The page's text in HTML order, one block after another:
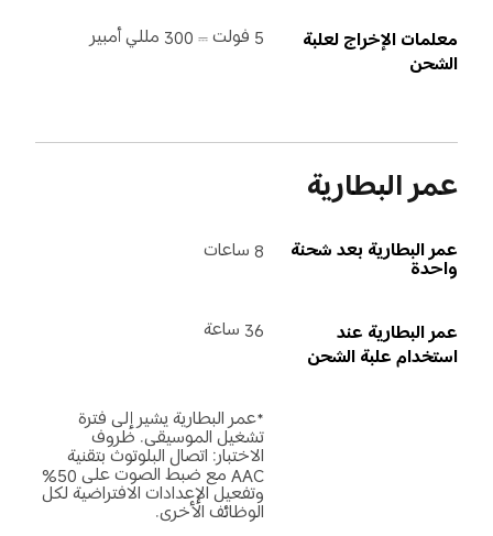
معلمات الإخراج لعلبة
الشحن
5 فولت ⎓ 300 مللي أمبير
عمر البطارية
عمر البطارية بعد شحنة
واحدة
8 ساعات
عمر البطارية عند
استخدام علبة الشحن
36 ساعة
*عمر البطارية يشير إلى فترة
تشغيل الموسيقى. ظروف
الاختبار: اتصال البلوتوث بتقنية
AAC مع ضبط الصوت على 50%
وتفعيل الإعدادات الافتراضية لكل
الوظائف الأخرى.